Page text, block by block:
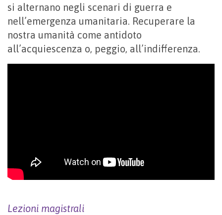
si alternano negli scenari di guerra e
nell’emergenza umanitaria. Recuperare la
nostra umanità come antidoto
all’acquiescenza o, peggio, all’indifferenza.
Lezioni magistrali